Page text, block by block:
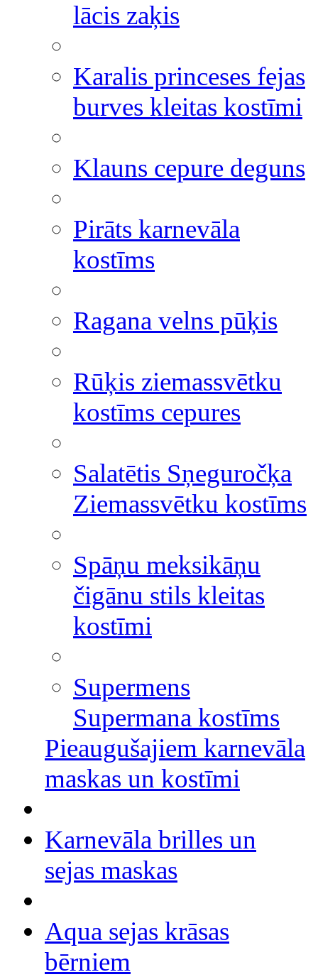
lācis zaķis
Karalis princeses fejas
burves kleitas kostīmi
Klauns cepure deguns
Pirāts karnevāla
kostīms
Ragana velns pūķis
Rūķis ziemassvētku
kostīms cepures
Salatētis Sņeguročķa
Ziemassvētku kostīms
Spāņu meksikāņu
čigānu stils kleitas
kostīmi
Supermens
Supermana kostīms
Pieaugušajiem karnevāla
maskas un kostīmi
Karnevāla brilles un
sejas maskas
Aqua sejas krāsas
bērniem